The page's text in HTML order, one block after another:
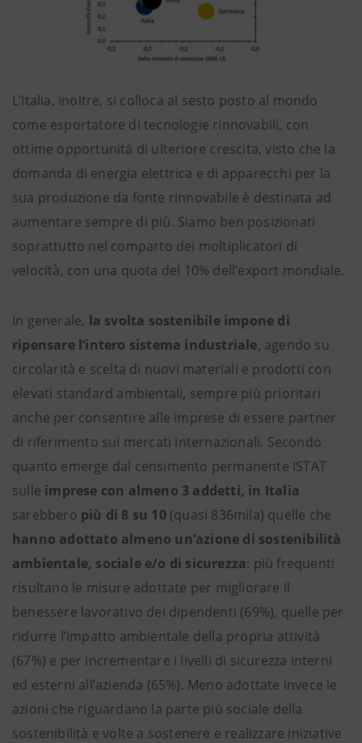
L’Italia, inoltre, si colloca al sesto posto al mondo
come esportatore di tecnologie rinnovabili, con
ottime opportunità di ulteriore crescita, visto che la
domanda di energia elettrica e di apparecchi per la
sua produzione da fonte rinnovabile è destinata ad
aumentare sempre di più. Siamo ben posizionati
soprattutto nel comparto dei moltiplicatori di
velocità, con una quota del 10% dell’export mondiale.
In generale, la svolta sostenibile impone di
ripensare l’intero sistema industriale, agendo su
circolarità e scelta di nuovi materiali e prodotti con
elevati standard ambientali, sempre più prioritari
anche per consentire alle imprese di essere partner
di riferimento sui mercati internazionali. Secondo
quanto emerge dal censimento permanente ISTAT
sulle imprese con almeno 3 addetti, in Italia
sarebbero più di 8 su 10 (quasi 836mila) quelle che
hanno adottato almeno un’azione di sostenibilità
ambientale, sociale e/o di sicurezza: più frequenti
risultano le misure adottate per migliorare il
benessere lavorativo dei dipendenti (69%), quelle per
ridurre l’impatto ambientale della propria attività
(67%) e per incrementare i livelli di sicurezza interni
ed esterni all’azienda (65%). Meno adottate invece le
azioni che riguardano la parte più sociale della
sostenibilità e volte a sostenere e realizzare iniziative